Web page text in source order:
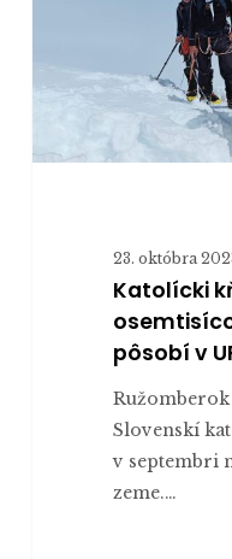
pôsobí
23. októbra
Katolícki
pôsobí v
Ružomberok
Slovenskí
v septembri
zeme.…